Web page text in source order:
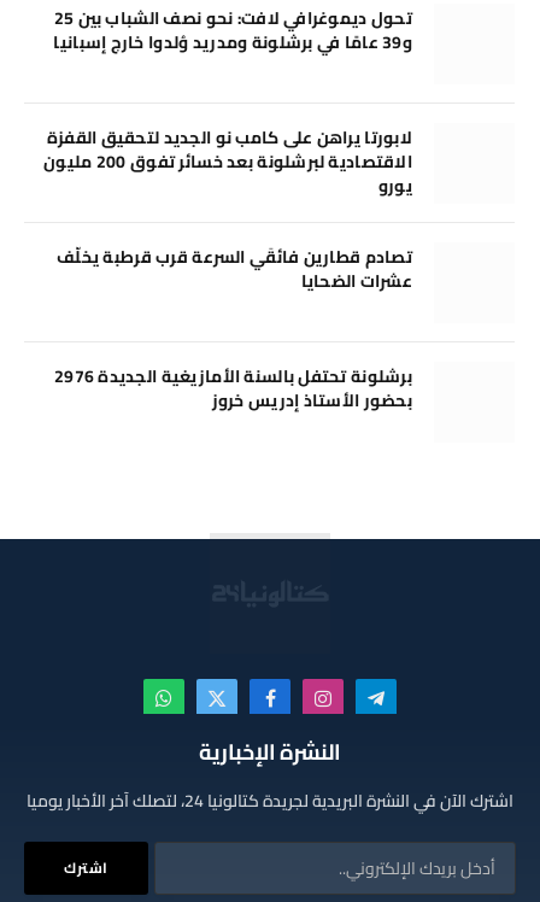
تحول ديموغرافي لافت: نحو نصف الشباب بين 25
و39 عامًا في برشلونة ومدريد وُلدوا خارج إسبانيا
لابورتا يراهن على كامب نو الجديد لتحقيق القفزة
الاقتصادية لبرشلونة بعد خسائر تفوق 200 مليون
يورو
تصادم قطارين فائقَي السرعة قرب قرطبة يخلّف
عشرات الضحايا
برشلونة تحتفل بالسنة الأمازيغية الجديدة 2976
بحضور الأستاذ إدريس خروز
تيلقرام الانستغرامفيسبوكX
(Twitter)
واتساب
النشرة الإخبارية
اشترك الآن في النشرة البريدية لجريدة كتالونيا 24، لتصلك آخر الأخبار يوميا